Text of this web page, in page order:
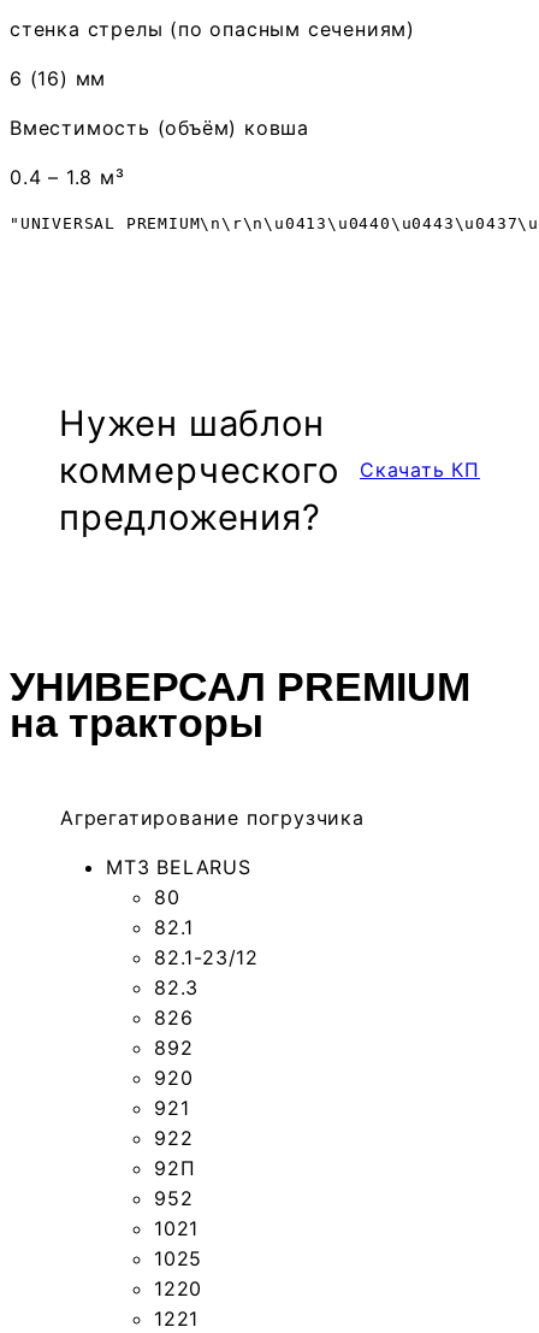
стенка стрелы (по опасным сечениям)
6 (16) мм
Вместимость (объём) ковша
0.4 – 1.8 м³
"UNIVERSAL
Нужен шаблон
ком­мер­чес­кого
предложе­ния?
Скачать КП
УНИВЕРСАЛ PREMIUM
на тракторы
Агрегатирование погрузчика
МТЗ BELARUS
80
82.1
82.1-23/12
82.3
826
892
920
921
922
92П
952
1021
1025
1220
1221